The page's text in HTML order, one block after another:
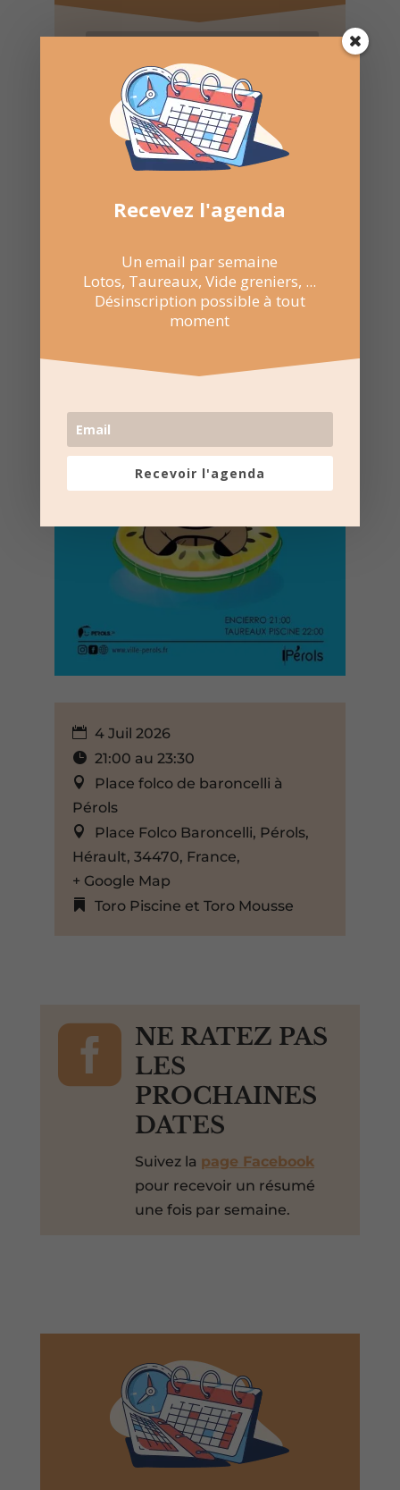
Recevoir l'agenda chaque
semaine
Nombre de consultations : 1 735
4 Juil 2026
21:00 au 23:30
Place folco de baroncelli à
Pérols
Place Folco Baroncelli, Pérols,
Hérault, 34470, France,
+ Google Map
Toro Piscine et Toro Mousse

NE RATEZ PAS
LES
PROCHAINES
DATES
Suivez la page Facebook
pour recevoir un résumé
une fois par semaine.
Recevez l'agenda
Un email par semaine
Lotos, Taureaux, Vide greniers, ...
Désinscription possible à tout
moment
Recevoir l'agenda